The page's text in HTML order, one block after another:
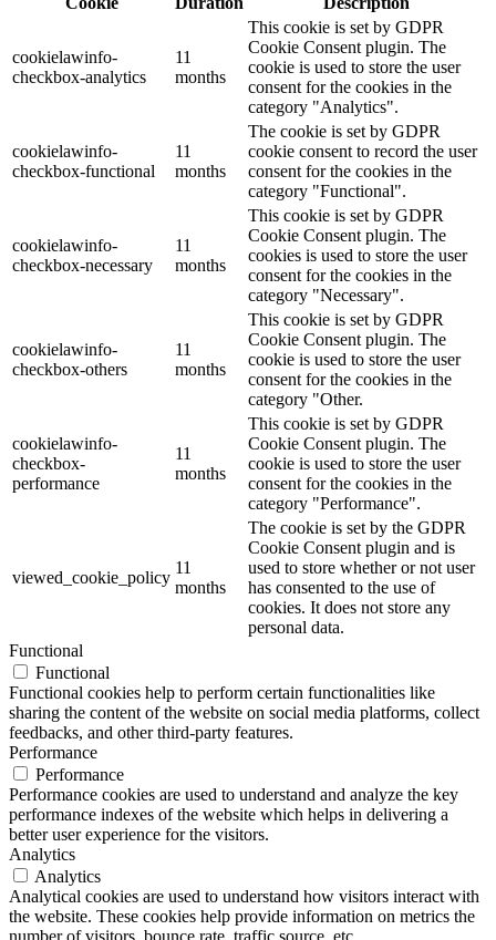
cookielawinfo-
checkbox-analytics
11
months
This cookie is set by GDPR
Cookie Consent plugin. The
cookie is used to store the user
consent for the cookies in the
category "Analytics".
cookielawinfo-
checkbox-functional
11
months
The cookie is set by GDPR
cookie consent to record the user
consent for the cookies in the
category "Functional".
cookielawinfo-
checkbox-necessary
11
months
This cookie is set by GDPR
Cookie Consent plugin. The
cookies is used to store the user
consent for the cookies in the
category "Necessary".
cookielawinfo-
checkbox-others
11
months
This cookie is set by GDPR
Cookie Consent plugin. The
cookie is used to store the user
consent for the cookies in the
category "Other.
cookielawinfo-
checkbox-
performance
11
months
This cookie is set by GDPR
Cookie Consent plugin. The
cookie is used to store the user
consent for the cookies in the
category "Performance".
viewed_cookie_policy
11
months
The cookie is set by the GDPR
Cookie Consent plugin and is
used to store whether or not user
has consented to the use of
cookies. It does not store any
personal data.
Functional
Functional
Functional cookies help to perform certain functionalities like
sharing the content of the website on social media platforms, collect
feedbacks, and other third-party features.
Performance
Performance
Performance cookies are used to understand and analyze the key
performance indexes of the website which helps in delivering a
better user experience for the visitors.
Analytics
Analytics
Analytical cookies are used to understand how visitors interact with
the website. These cookies help provide information on metrics the